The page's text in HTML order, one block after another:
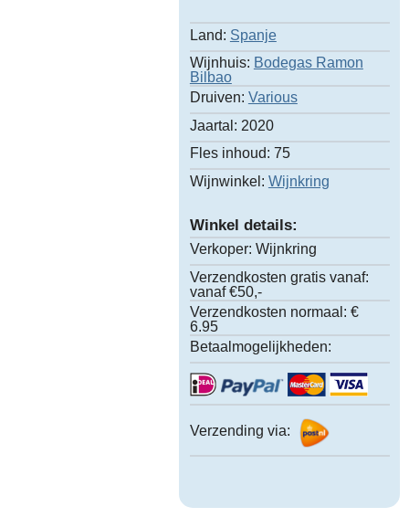
Land: Spanje
Wijnhuis: Bodegas Ramon
Bilbao
Druiven: Various
Jaartal: 2020
Fles inhoud: 75
Wijnwinkel: Wijnkring
Winkel details:
Verkoper: Wijnkring
Verzendkosten gratis vanaf:
vanaf €50,-
Verzendkosten normaal: €
6.95
Betaalmogelijkheden:
Verzending via: